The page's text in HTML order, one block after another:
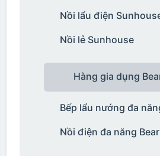
Nồi lẩu điện
Nồi lẻ Sunhouse
Hàng gia dụng
Nồi điện đa năng Bear